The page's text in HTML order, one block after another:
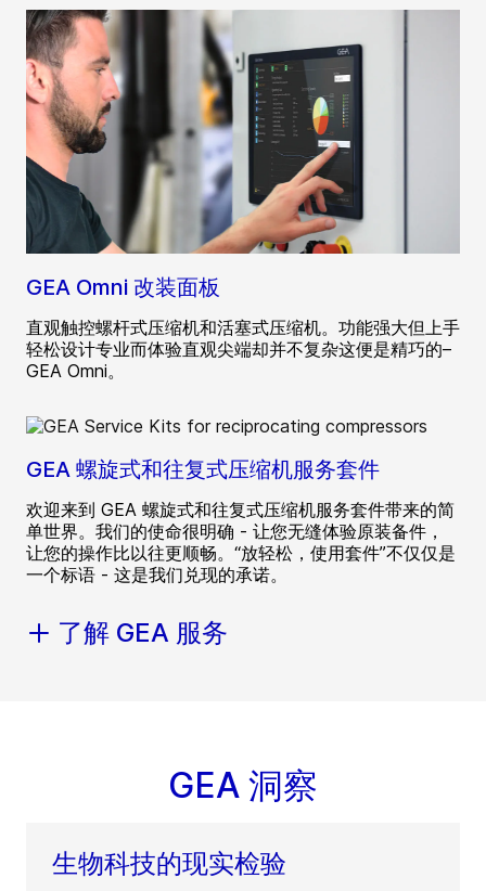
GEA Omni 改装面板
直观触控螺杆式压缩机和活塞式压缩机。功能强大但上手
轻松设计专业而体验直观尖端却并不复杂这便是精巧的–
GEA Omni。
GEA 螺旋式和往复式压缩机服务套件
欢迎来到 GEA 螺旋式和往复式压缩机服务套件带来的简
单世界。我们的使命很明确 - 让您无缝体验原装备件，
让您的操作比以往更顺畅。“放轻松，使用套件”不仅仅是
一个标语 - 这是我们兑现的承诺。
了解 GEA 服务
GEA 洞察
生物科技的现实检验